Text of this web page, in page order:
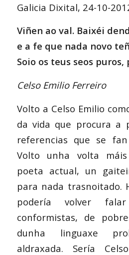
Galicia Dixital, 24-10-
Viñen ao val. Baixéi
e a fe que nada novo
Soio os teus seos
Celso Emilio Ferreiro
Volto a Celso Emilio
da vida que procura a
referencias que se
Volto unha volta
poeta actual, un
para nada trasnoitado.
podería volver
conformistas, de
dunha linguaxe
aldraxada. Sería